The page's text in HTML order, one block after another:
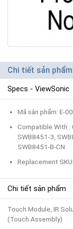
Chi tiết sản phẩm
Specs - ViewSonic
Mã sản phẩm: E-
Compatible With :
SWB8451-3,
SWB8451-B-CN
Replacement
Chi tiết sản phẩm
Touch Module, IR
(Touch Assembly)